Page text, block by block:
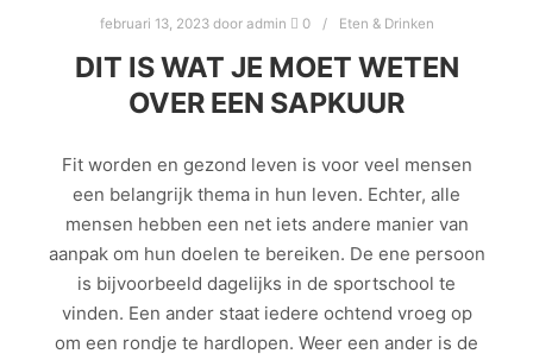
februari 13, 2023door admin 0 Eten & Drinken
DIT IS WAT JE MOET WETEN
OVER EEN SAPKUUR
Fit worden en gezond leven is voor veel mensen
een belangrijk thema in hun leven. Echter, alle
mensen hebben een net iets andere manier van
aanpak om hun doelen te bereiken. De ene persoon
is bijvoorbeeld dagelijks in de sportschool te
vinden. Een ander staat iedere ochtend vroeg op
om een rondje te hardlopen. Weer een ander is de